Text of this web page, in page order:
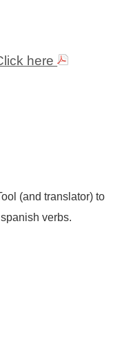
here
(and translator) to
verbs.